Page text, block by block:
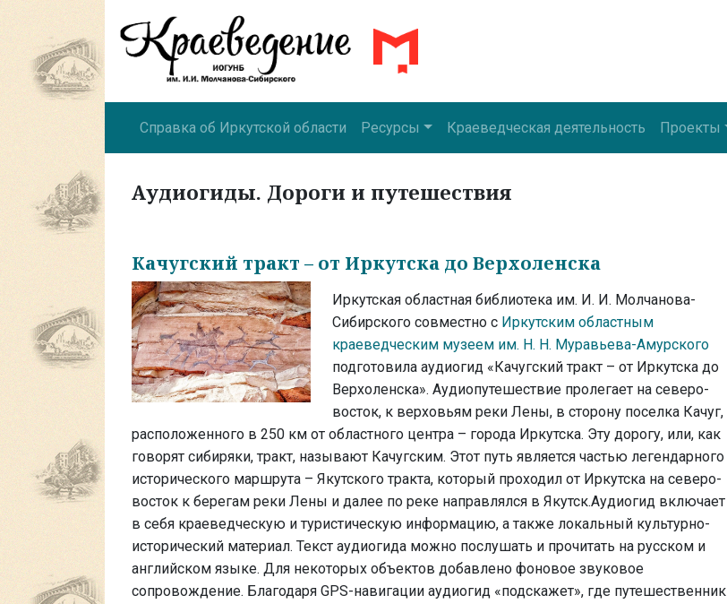
Справка об Иркутской области Ресурсы Краеведческая деятельность Проекты
Аудиогиды. Дороги и путешествия
Качугский тракт – от Иркутска до Верхоленска
Иркутская областная библиотека им. И. И. Молчанова-
Сибирского совместно с Иркутским областным
краеведческим музеем им. Н. Н. Муравьева-Амурского
подготовила аудиогид «Качугский тракт – от Иркутска до
Верхоленска». Аудиопутешествие пролегает на северо-
восток, к верховьям реки Лены, в сторону поселка Качуг,
расположенного в 250 км от областного центра – города Иркутска. Эту дорогу, или, как
говорят сибиряки, тракт, называют Качугским. Этот путь является частью легендарного
исторического маршрута – Якутского тракта, который проходил от Иркутска на северо-
восток к берегам реки Лены и далее по реке направлялся в Якутск.Аудиогид включает
в себя краеведческую и туристическую информацию, а также локальный культурно-
исторический материал. Текст аудиогида можно послушать и прочитать на русском и
английском языке. Для некоторых объектов добавлено фоновое звуковое
сопровождение. Благодаря GPS-навигации аудиогид «подскажет», где путешественник